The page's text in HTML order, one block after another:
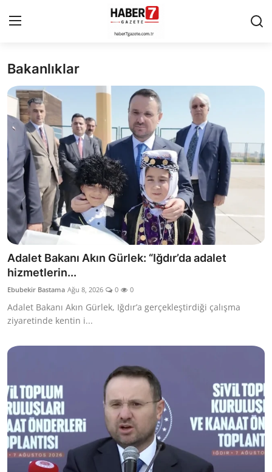
Cumhurbaşkanlığı
Genel Merkez
Büyükşehir ve İller
Valilikler
Gallery
Bakanlıklar
İl / İlçe Başkanlıkları
İlçeler
Kaymakamlıklar
Siyasi Partiler
Yerel Yönetimler
Mülki İdare
Bakanlıklar
Adalet Bakanı Akın Gürlek: “Iğdır’da adalet
hizmetlerin...
Ebubekir Bastama Ağu 8, 2026 0 0
Adalet Bakanı Akın Gürlek, Iğdır’a gerçekleştirdiği çalışma
ziyaretinde kentin i...